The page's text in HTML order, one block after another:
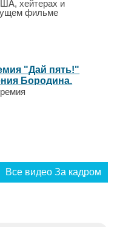
"Дай пять!"
Бородина.
Все видео За кадром